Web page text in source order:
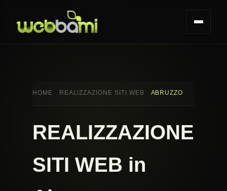
HOME REALIZZAZIONE SITI WEB ABRUZZO
REALIZZAZIONE
SITI WEB in